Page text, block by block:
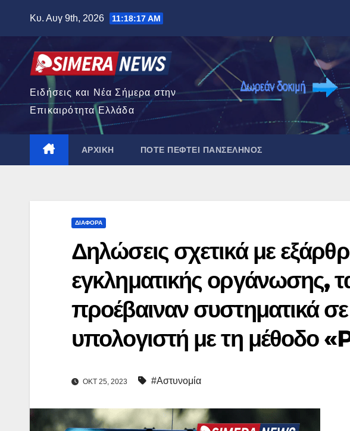
περιεχόμενο
Κυ. Αυγ 9th, 2026 11:18:18 AM
Ειδήσεις και Νέα Σήμερα στην
Επικαιρότητα Ελλάδα
ΑΡΧΙΚΉ ΠΌΤΕ ΠΈΦΤΕΙ ΠΑΝΣΈΛΗΝΟΣ
ΔΙΆΦΟΡΑ
Δηλώσεις σχετικά με
εγκληματικής οργάνωσης,
προέβαιναν συστηματικά
υπολογιστή με τη μέθοδο
ΟΚΤ 25, 2023 #Αστυνομία